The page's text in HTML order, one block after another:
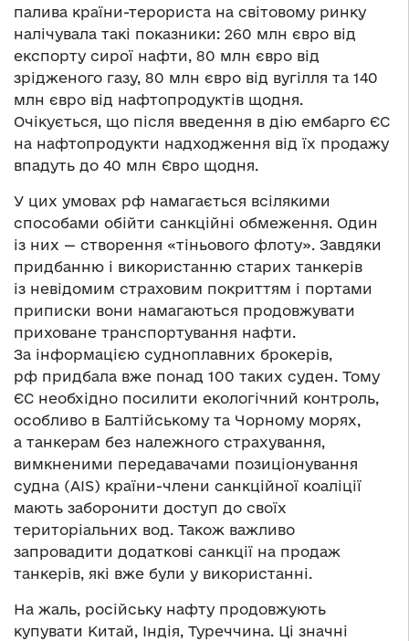
палива країни-терориста на світовому ринку
налічувала такі показники: 260 млн євро від
експорту сирої нафти, 80 млн євро від
зрідженого газу, 80 млн євро від вугілля та 140
млн євро від нафтопродуктів щодня.
Очікується, що після введення в дію ембарго ЄС
на нафтопродукти надходження від їх продажу
впадуть до 40 млн Євро щодня.
У цих умовах рф намагається всілякими
способами обійти санкційні обмеження. Один
із них — створення «тіньового флоту». Завдяки
придбанню і використанню старих танкерів
із невідомим страховим покриттям і портами
приписки вони намагаються продовжувати
приховане транспортування нафти.
За інформацією судноплавних брокерів,
рф придбала вже понад 100 таких суден. Тому
ЄС необхідно посилити екологічний контроль,
особливо в Балтійському та Чорному морях,
а танкерам без належного страхування,
вимкненими передавачами позиціонування
судна (AIS) країни-члени санкційної коаліції
мають заборонити доступ до своїх
територіальних вод. Також важливо
запровадити додаткові санкції на продаж
танкерів, які вже були у використанні.
На жаль, російську нафту продовжують
купувати Китай, Індія, Туреччина. Ці значні